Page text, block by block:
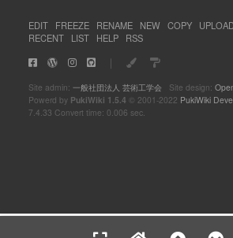
EDIT FREEZE RENAME NEW COPY
RECENT
LIST HELP RSS
｜
Site admin: 一般社団法人 芸術工学会Site design:
Powerd by PukiWiki 1.5.4 © 2001-2022 PukiWiki
7.4.33 Convert time: 0.006 sec.